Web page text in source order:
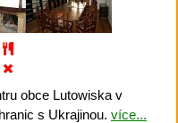
obce Lutowiska v
s Ukrajinou. více...